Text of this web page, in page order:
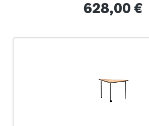
Regulärer Preis:
628,00 €